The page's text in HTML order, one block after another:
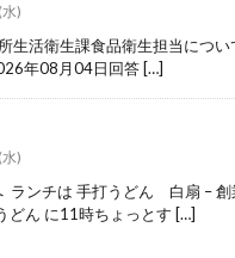
)
生活衛生課食品衛生担当につ
年08月04日回答 […]
)
ランチは 手打うどん 白扇 – 創
どん に11時ちょっとす […]